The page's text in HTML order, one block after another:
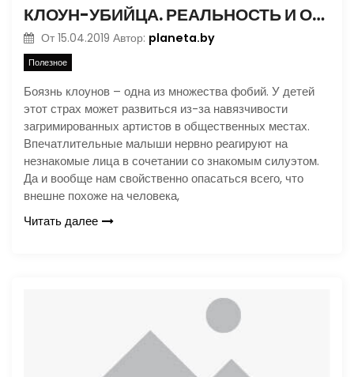
КЛОУН-УБИЙЦА. РЕАЛЬНОСТЬ И ОБРАЗ
От 15.04.2019 Автор: planeta.by
Полезное
Боязнь клоунов – одна из множества фобий. У детей
этот страх может развиться из-за навязчивости
загримированных артистов в общественных местах.
Впечатлительные малыши нервно реагируют на
незнакомые лица в сочетании со знакомым силуэтом.
Да и вообще нам свойственно опасаться всего, что
внешне похоже на человека,
Читать далее